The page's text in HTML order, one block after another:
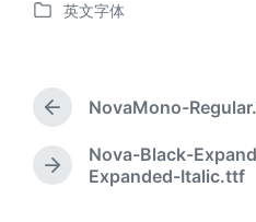
布
发
英文字体
上
文
章
NovaMono-
下
Nova-Black-
Expanded-Italic.ttf